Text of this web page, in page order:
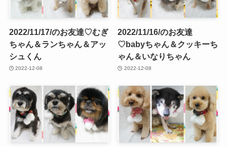
2022/11/17/のお友達♡むぎ
ちゃん＆ランちゃん＆アッ
シュくん
2022-12-08
2022/11/16/のお友達
♡babyちゃん＆クッキーち
ゃん＆いなりちゃん
2022-12-08